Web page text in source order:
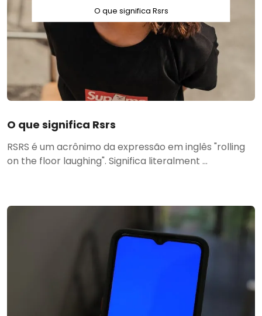
O que significa Rsrs
O que significa Rsrs
RSRS é um acrônimo da expressão em inglês "rolling
on the floor laughing". Significa literalment ...